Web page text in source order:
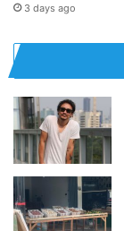
3 days ago